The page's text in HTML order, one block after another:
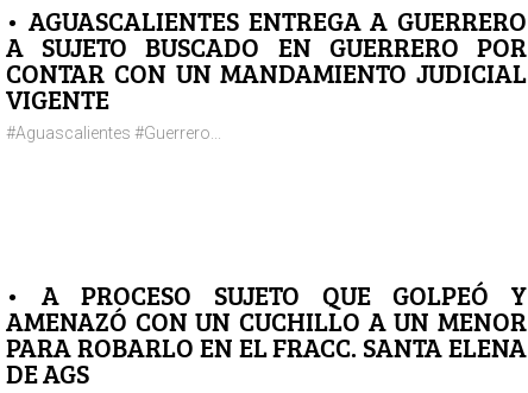
• AGUASCALIENTES ENTREGA A GUERRERO
A SUJETO BUSCADO EN GUERRERO POR
CONTAR CON UN MANDAMIENTO JUDICIAL
VIGENTE
#Aguascalientes #Guerrero...
• A PROCESO SUJETO QUE GOLPEÓ Y
AMENAZÓ CON UN CUCHILLO A UN MENOR
PARA ROBARLO EN EL FRACC. SANTA ELENA
DE AGS